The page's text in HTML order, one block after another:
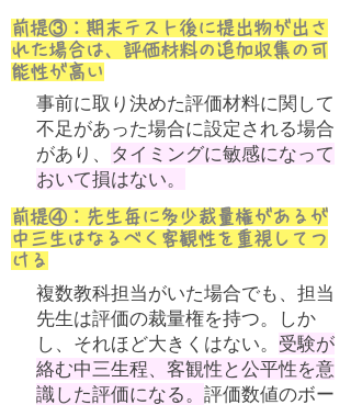
前提③：期末テスト後に提出物が出さ
れた場合は、評価材料の追加収集の可
能性が高い
​事前に取り決めた評価材料に関して
不足があった場合に設定される場合
があり、 タイミングに敏感になって
おいて損はない。
前提④：先生毎に多少裁量権があるが
中三生はなるべく客観性を重視してつ
ける
​複数教科担当がいた場合でも、担当
先生は評価の裁量権を持つ。しか
し、それほど大きくはない。 受験が
絡む中三生程、客観性と公平性を意
識した評価になる。 評価数値のボー